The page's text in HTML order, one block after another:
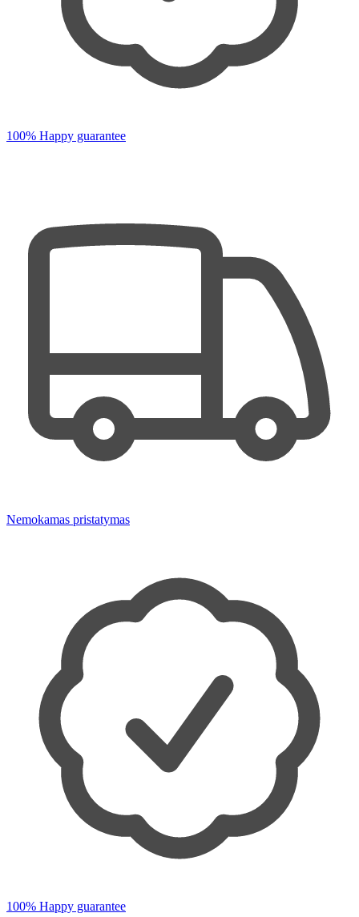
100% Happy guarantee
Nemokamas pristatymas
100% Happy guarantee